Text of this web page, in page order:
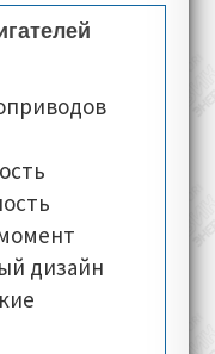
580-2600 об/
А
PTO Klixon (по
130, PT100
и
дизайн